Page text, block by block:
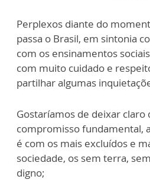
Perplexos diante do
passa o Brasil, em sintonia
com os ensinamentos
com muito cuidado e
partilhar algumas
Gostaríamos de deixar claro
compromisso fundamental,
é com os mais excluídos e
sociedade, os sem terra,
digno;